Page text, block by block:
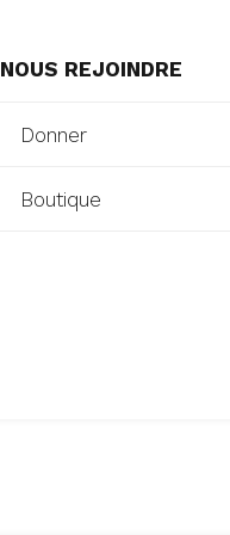
NOUS REJOINDRE
Donner
Boutique